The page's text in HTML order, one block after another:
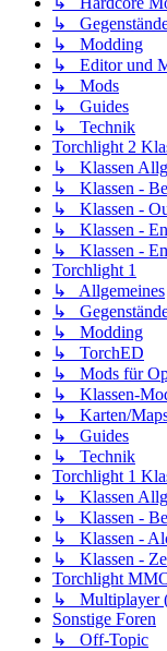
↳
↳ Modding
↳ Editor und
↳ Mods
↳ Guides
↳ Technik
Torchlight 2
↳ Klassen
↳ Klassen -
↳ Klassen -
↳ Klassen -
↳ Klassen -
Torchlight 1
↳ Allgemeines
↳
↳ Modding
↳ TorchED
↳ Mods für
↳ Klassen-
↳ Karten/
↳ Guides
↳ Technik
Torchlight 1
↳ Klassen
↳ Klassen -
↳ Klassen -
↳ Klassen -
Torchlight
↳ Multiplayer
Sonstige Foren
↳ Off-Topic